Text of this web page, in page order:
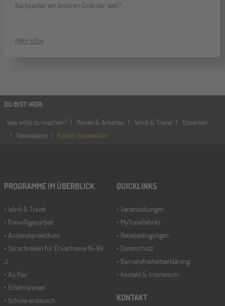
Backpacker am anderen Ende der Welt?
Mehr Infos
DU BIST HIER:
Was willst du machen?
Reisen & Arbeiten Work & Travel
Ozeanien
Neuseeland
Kosten Neuseeland
PROGRAMME IM ÜBERBLICK
Work & Travel
Freiwilligenarbeit
Auslandspraktikum
Sprachreisen für Erwachsene 16-99
J.
Au Pair
Erlebnisreisen
Schüleraustausch
QUICKLINKS
Veranstaltungen
MyTravelWorks
Reisebedingungen
Datenschutz
Barrierefreiheitserklärung
Kontakt & Impressum
KONTAKT